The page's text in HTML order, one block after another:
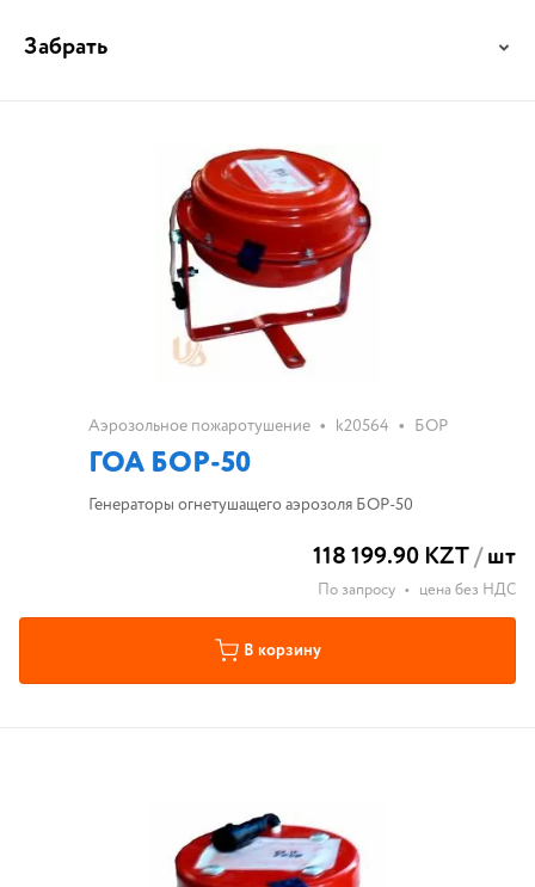
Забрать
Аэрозольное пожаротушение • k20564 • БОР
ГОА БОР-50
Генераторы огнетушащего аэрозоля БОР-50
118 199.90 KZT/шт
По запросу • цена без НДС
В корзину